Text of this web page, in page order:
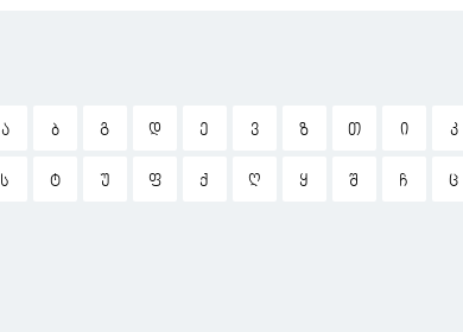
Ა Ბ Გ Დ Ე Ვ Ზ Თ Ი Კ
Ს Ტ Უ Ფ Ქ Ღ Ყ Შ Ჩ Ც